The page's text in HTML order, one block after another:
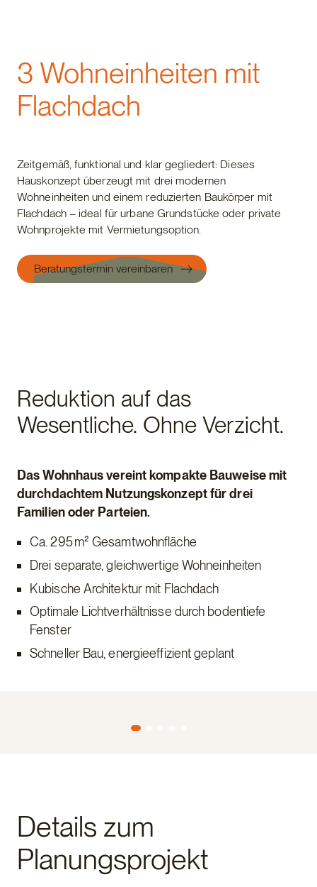
3 Wohneinheiten mit
Flachdach
Zeitgemäß, funktional und klar gegliedert: Dieses
Hauskonzept überzeugt mit drei modernen
Wohneinheiten und einem reduzierten Baukörper mit
Flachdach – ideal für urbane Grundstücke oder private
Wohnprojekte mit Vermietungsoption.
Beratungstermin vereinbaren
Reduktion auf das
Wesentliche. Ohne Verzicht.
Das Wohnhaus vereint kompakte Bauweise mit
durchdachtem Nutzungskonzept für drei
Familien oder Parteien.
Ca. 295 m² Gesamtwohnfläche
Drei separate, gleichwertige Wohneinheiten
Kubische Architektur mit Flachdach
Optimale Lichtverhältnisse durch bodentiefe
Fenster
Schneller Bau, energieeffizient geplant
Details zum
Planungsprojekt